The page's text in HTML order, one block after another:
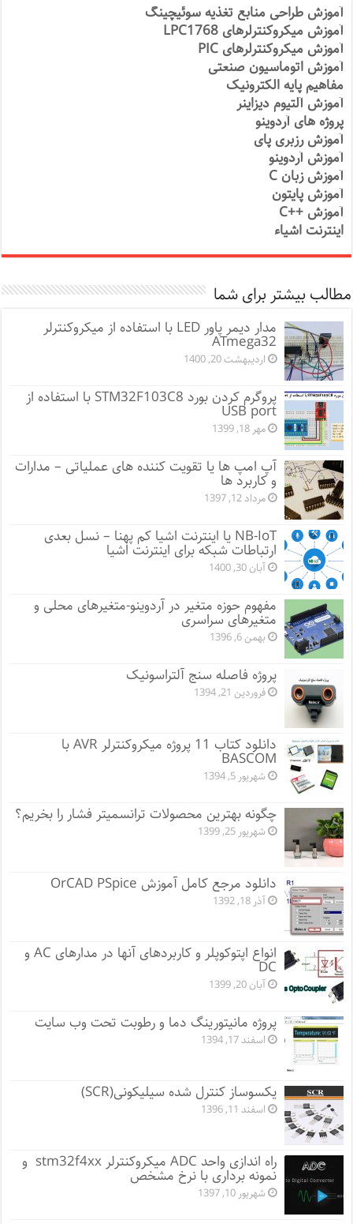
آموزش طراحی منابع تغذیه سوئیچینگ
آموزش میکروکنترلرهای LPC1768
آموزش میکروکنترلرهای PIC
آموزش اتوماسیون صنعتی
مفاهیم پایه الکترونیک
آموزش آلتیوم دیزاینر
پروژه های آردوینو
آموزش رزبری پای
آموزش آردوینو
آموزش زبان C
آموزش پایتون
آموزش ++C
اینترنت اشیاء
مطالب بیشتر برای شما
مدار دیمر پاور LED با استفاده از میکروکنترلر
ATmega32
اردیبهشت 20, 1400
پروگرم کردن بورد STM32F103C8 با استفاده از
USB port
مهر 18, 1399
آپ امپ ها یا تقویت کننده های عملیاتی – مدارات
و کاربرد ها
مرداد 12, 1397
NB-IoT یا اینترنت اشیا کم پهنا – نسل بعدی
ارتباطات شبکه برای اینترنت اشیا
آبان 30, 1400
مفهوم حوزه متغیر در آردوینو-متغیرهای محلی و
متغیرهای سراسری
بهمن 6, 1396
پروژه فاصله سنج آلتراسونیک
فروردین 21, 1394
دانلود کتاب 11 پروژه میکروکنترلر AVR با
BASCOM
شهریور 5, 1394
چگونه بهترین محصولات ترانسمیتر فشار را بخریم؟
شهریور 25, 1399
دانلود مرجع کامل آموزش OrCAD PSpice
آذر 18, 1392
انواع اپتوکوپلر و کاربردهای آنها در مدارهای AC و
DC
آبان 20, 1399
پروژه مانيتورينگ دما و رطوبت تحت وب سایت
اسفند 17, 1394
یکسوساز کنترل شده سیلیکونی(SCR)
اسفند 11, 1396
راه اندازی واحد ADC میکروکنترلر stm32f4xx و
نمونه برداری با نرخ مشخص
شهریور 10, 1397